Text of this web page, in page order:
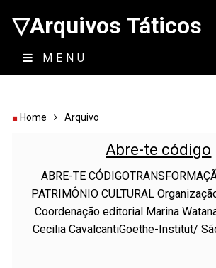
▽Arquivos Táticos
MENU
Home Arquivo
Abre-te código
ABRE-TE
PATRIMÔNIO CULTURAL
Coordenação editorial Marina
Cecilia CavalcantiGoethe-Institut/